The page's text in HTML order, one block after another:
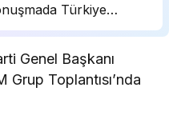
Türkiye
verileri değerlendirdi.
belirterek, Türkiye
paylaşılan ilk
Genel Başkanı
Toplantısı’nda